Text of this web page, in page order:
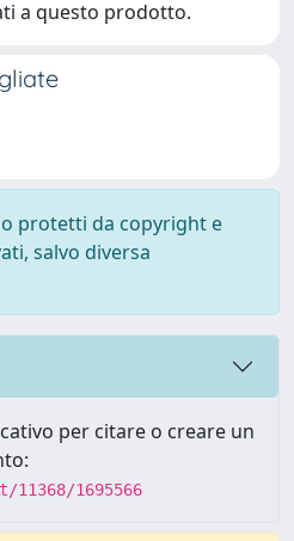
a questo prodotto.
protetti da copyright e
salvo diversa
per citare o creare un
1695566